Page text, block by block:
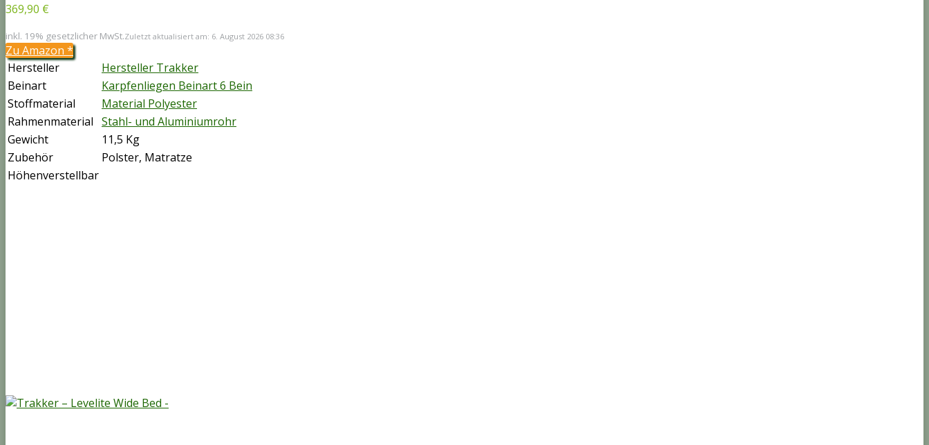
369,90 €
inkl. 19% gesetzlicher MwSt.Zuletzt aktualisiert am: 6. August 2026 08:36
Zu Amazon *
Hersteller
Hersteller Trakker
Beinart
Karpfenliegen Beinart 6 Bein
Stoffmaterial
Material Polyester
Rahmenmaterial Stahl- und Aluminiumrohr
Gewicht
11,5 Kg
Zubehör
Polster, Matratze
Höhenverstellbar